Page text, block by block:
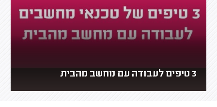
3 טיפים לעבודה עם מחשב מהבית